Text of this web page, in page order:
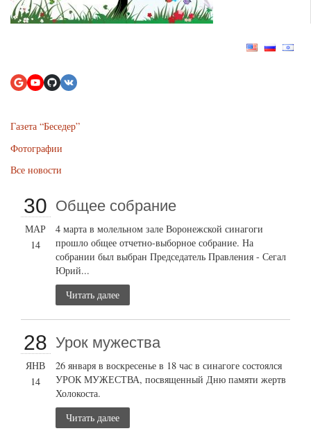
Газета “Беседер”
Фотографии
Все новости
30
МАР
14
Общее собрание
4 марта в молельном зале Воронежской синагоги
прошло общее отчетно-выборное собрание. На
собрании был выбран Председатель Правления - Сегал
Юрий...
Читать далее
28
ЯНВ
14
Урок мужества
26 января в воскресенье в 18 час в синагоге состоялся
УРОК МУЖЕСТВА, посвященный Дню памяти жертв
Холокоста.
Читать далее